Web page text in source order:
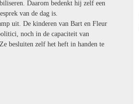
Daarom bedenkt hij zelf een
van de dag is.
uit. De kinderen van Bart en Fleur
noch in de capaciteit van
besluiten zelf het heft in handen te